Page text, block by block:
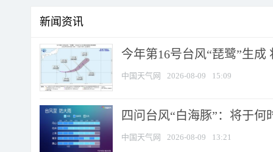
新闻资讯
今年第16号台风“琵鹭”生
中国天气网 2026-08-09 15:09
四问台风“白海豚”：将于
中国天气网 2026-08-09 13:21